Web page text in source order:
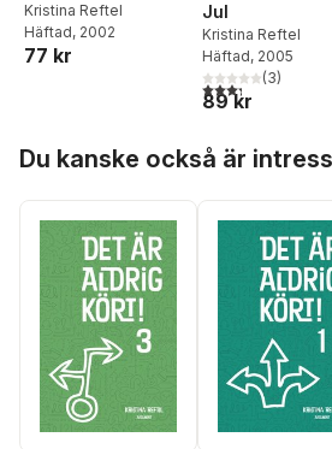
Kristina Reftel
Häftad, 2002
77 kr
Jul
Kristina Reftel
Häftad, 2005
3,3utav 5 stjärnor.
(3)
89 kr
Du kanske också är